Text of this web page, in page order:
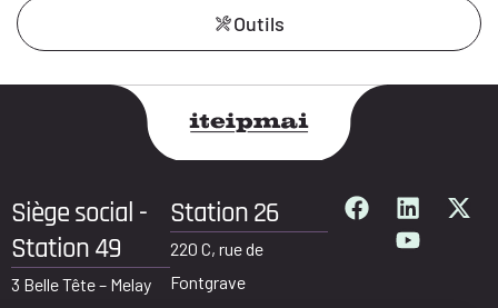
Outils
Siège social -
Station 49
3 Belle Tête – Melay
Station 26
220 C, rue de
Fontgrave